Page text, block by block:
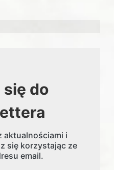
się do
aktualnościami i
się korzystając ze
email.